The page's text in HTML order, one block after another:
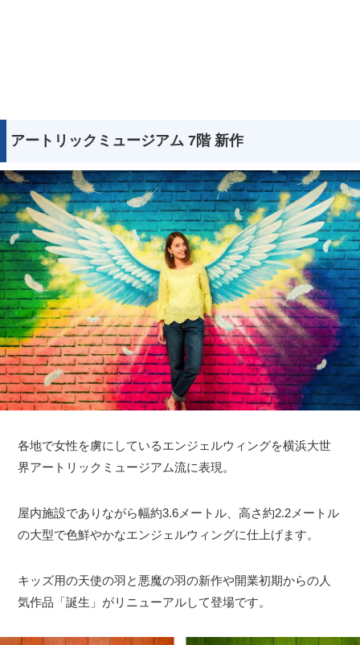
アートリックミュージアム 7階 新作
各地で女性を虜にしているエンジェルウィングを横浜大世
界アートリックミュージアム流に表現。
屋内施設でありながら幅約3.6メートル、高さ約2.2メートル
の大型で色鮮やかなエンジェルウィングに仕上げます。
キッズ用の天使の羽と悪魔の羽の新作や開業初期からの人
気作品「誕生」がリニューアルして登場です。